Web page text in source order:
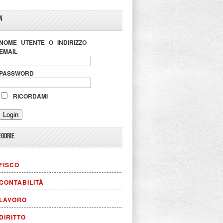
UTENTE O INDIRIZZO
EMAIL
PASSWORD
RICORDAMI
LAVORO
DIRITTO